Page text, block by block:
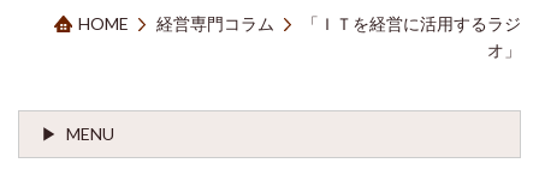
HOME 経営専門コラム
「ＩＴを経営に活用するラジ
オ」
MENU